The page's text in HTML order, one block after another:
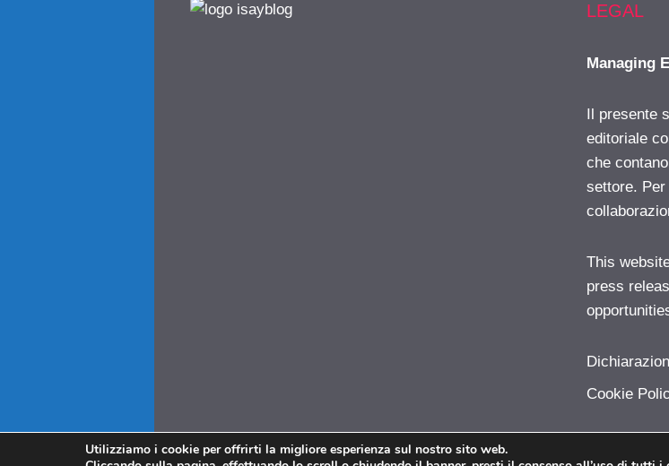
LEGAL
Managing
Il presente
editoriale
che
settore.
This
press
Cookie
Utilizziamo i cookie per offrirti la migliore esperienza sul nostro sito web.